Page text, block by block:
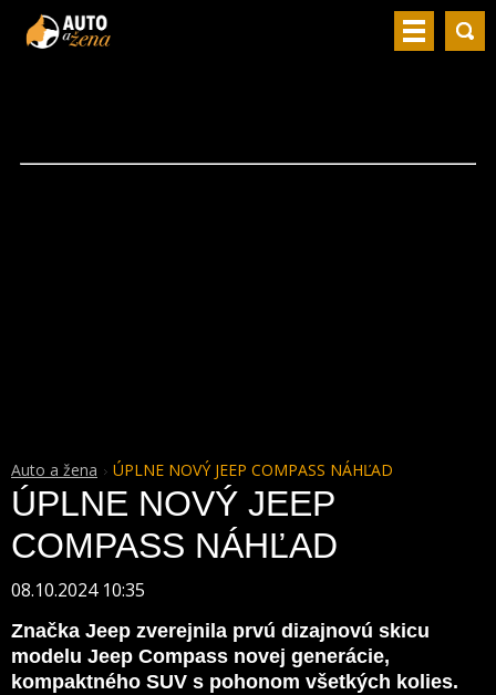
Auto a žena ÚPLNE NOVÝ JEEP COMPASS NÁHĽAD
ÚPLNE NOVÝ JEEP
COMPASS NÁHĽAD
08.10.2024 10:35
Značka Jeep zverejnila prvú dizajnovú skicu
modelu Jeep Compass novej generácie,
kompaktného SUV s pohonom všetkých kolies.